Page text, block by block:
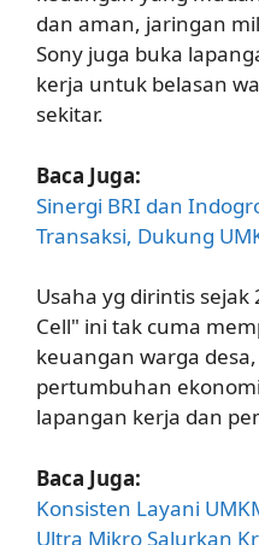
dan aman, jaringan
Sony juga buka
kerja untuk belasan
sekitar.
Baca Juga:
Sinergi BRI dan
Transaksi, Dukung
Usaha yg dirintis
Cell" ini tak cuma
keuangan warga
pertumbuhan
lapangan kerja dan
Baca Juga:
Konsisten Layani
Ultra Mikro Salurkan